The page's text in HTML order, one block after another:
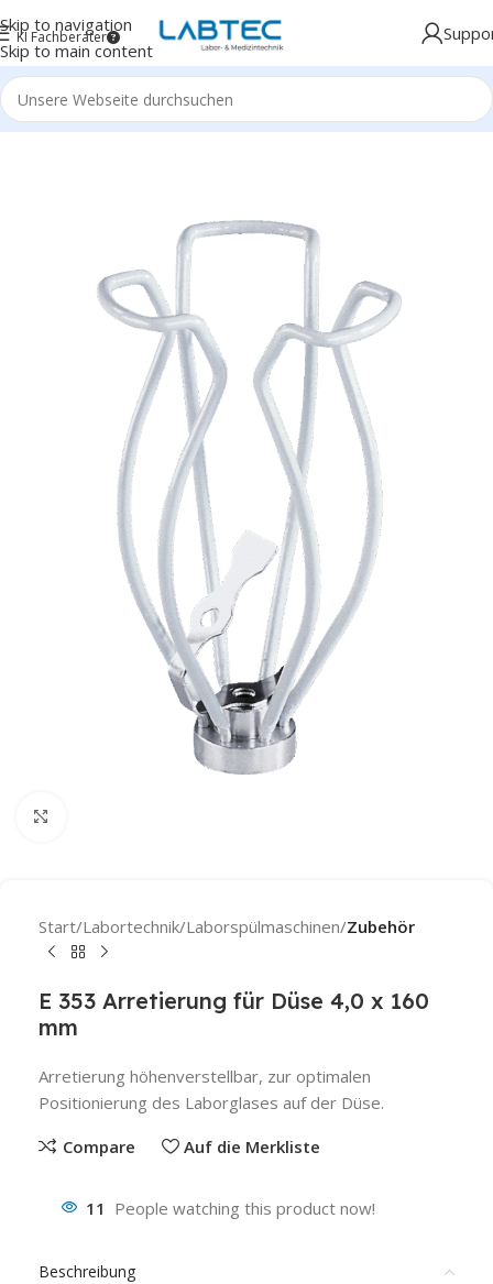
Skip to navigation
Skip to main content
KI Fachberater
Start Labortechnik Laborspülmaschinen Zubehör
E 353 Arretierung für Düse 4,0 x 160
mm
Arretierung höhenverstellbar, zur optimalen
Positionierung des Laborglases auf der Düse.
Compare
Auf die Merkliste
11 People watching this product now!
Beschreibung